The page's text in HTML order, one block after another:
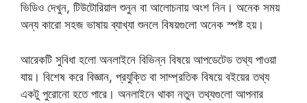
ভিডিও দেখুন, টিউটোরিয়াল শুনুন বা আলোচনায় অংশ নিন। অনেক সময়
অন্য কারো সহজ ভাষায় ব্যাখ্যা শুনলে বিষয়গুলো অনেক স্পষ্ট হয়।
আরেকটি সুবিধা হলো অনলাইনে বিভিন্ন বিষয়ে আপডেটেড তথ্য পাওয়া
যায়। বিশেষ করে বিজ্ঞান, প্রযুক্তি বা সাম্প্রতিক বিষয়ে বইয়ের তথ্য
একটু পুরোনো হতে পারে। অনলাইনে থাকা নতুন তথ্যগুলো আপনার